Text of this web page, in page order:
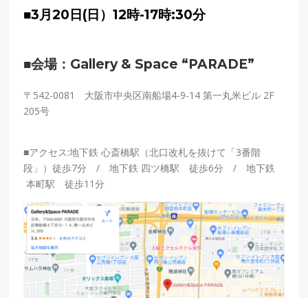
■3月20日(日）12時-17時:30分
■会場： Gallery & Space “PARADE”
〒542-0081 大阪市中央区南船場4-9-14 第一丸米ビル 2F
205号
■アクセス:地下鉄 心斎橋駅（北口改札を抜けて「3番階
段」）徒歩7分 / 地下鉄 四ツ橋駅 徒歩6分 / 地下鉄
本町駅 徒歩11分